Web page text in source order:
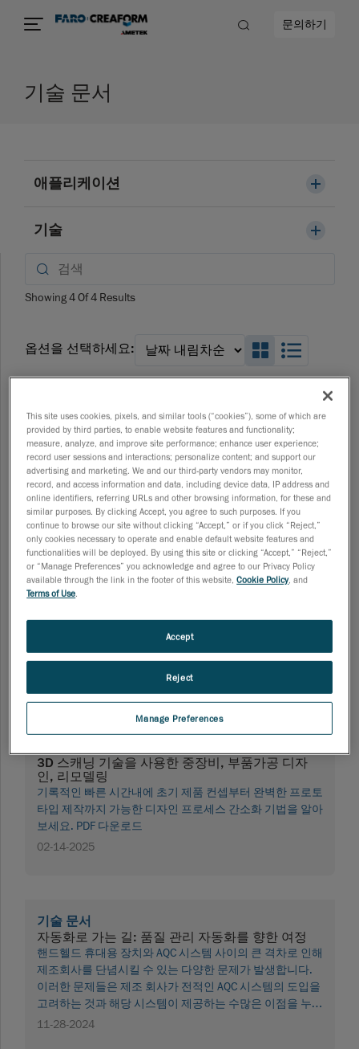
문의하기
기술 문서
애플리케이션
기술
Showing4Of4 Results
옵션을 선택하세요:
기술 문서
고품질 3D 스캐너를 알아보는 3가지 간단한􏚄테스
트
보정된 아티팩트 없이 고성능 3D 스캐너를 식별하기 위해
설계된 세 가지 간단한 테스트를 수행하고 평가하는 방법을
알아보세요. PDF 다운로드
07-15-2025
기술 문서
권장 시스템 사양
소프트웨어의 최적 작동을 보장하기 위해 필요한 최소 시스
템 요구 사항을 여기에서 확인하실 수 있습니다. PDF 다운
로드
3D 스캐닝 기술을 사용한 중장비, 부품가공 디자
인, 리모델링
기록적인 빠른 시간내에 초기 제품 컨셉부터 완벽한 프로토
타입 제작까지 가능한 디자인 프로세스 간소화 기법을 알아
보세요. PDF 다운로드
02-14-2025
기술 문서
자동화로 가는 길: 품질 관리 자동화를 향한 여정
핸드헬드 휴대용 장치와 AQC 시스템 사이의 큰 격차로 인해
제조회사를 단념시킬 수 있는 다양한 문제가 발생합니다.
이러한 문제들은 제조 회사가 전적인 AQC 시스템의 도입을
고려하는 것과 해당 시스템이 제공하는 수많은 이점을 누리
는 것을 방해합니다. 따라서 가장 좋은 접근 방식은 완전한
11-28-2024
This site uses cookies, pixels, and similar tools (“cookies”), some of which are
provided by third parties, to enable website features and functionality;
measure, analyze, and improve site performance; enhance user experience;
record user sessions and interactions; personalize content; and support our
advertising and marketing. We and our third-party vendors may monitor,
record, and access information and data, including device data, IP address and
online identifiers, referring URLs and other browsing information, for these and
similar purposes. By clicking Accept, you agree to such purposes. If you
continue to browse our site without clicking “Accept,” or if you click “Reject,”
only cookies necessary to operate and enable default website features and
functionalities will be deployed. By using this site or clicking “Accept,” “Reject,”
or “Manage Preferences” you acknowledge and agree to our Privacy Policy
available through the link in the footer of this website,Cookie Policy, and
Terms of Use.
Manage Preferences
Reject
Accept